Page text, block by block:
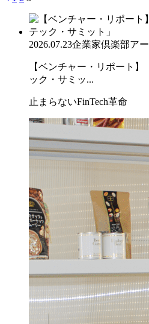
2026.07.23企業家倶楽部ア
【ベンチャー・リポート
ック・サミッ...
止まらないFinTech革命